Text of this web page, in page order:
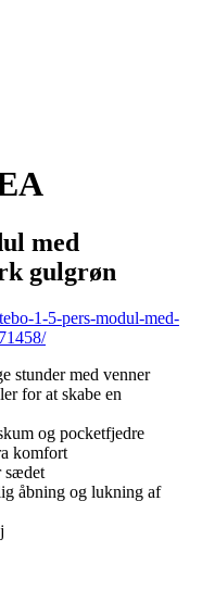
med
gulgrøn
1-5-pers-modul-med-
stunder med venner
for at skabe en
og pocketfjedre
komfort
sædet
åbning og lukning af